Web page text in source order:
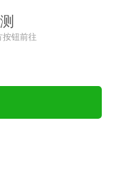
按钮前往